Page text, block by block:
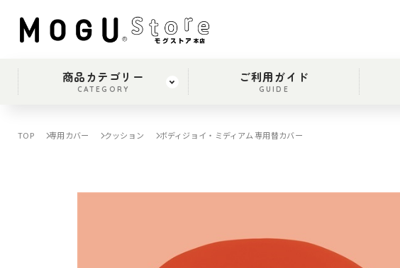
商品カテゴリー
CATEGORY
ご利用ガイド
GUIDE
TOP 専用カバー クッション ボディジョイ・ミディアム 専用替カバー